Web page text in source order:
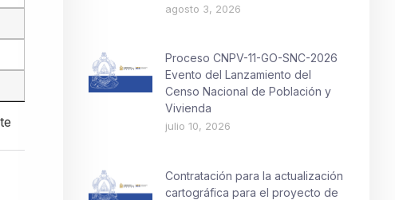
agosto 3, 2026
Proceso CNPV-11-GO-SNC-2026
Evento del Lanzamiento del
Censo Nacional de Población y
Vivienda
julio 10, 2026
Contratación para la actualización
cartográfica para el proyecto de